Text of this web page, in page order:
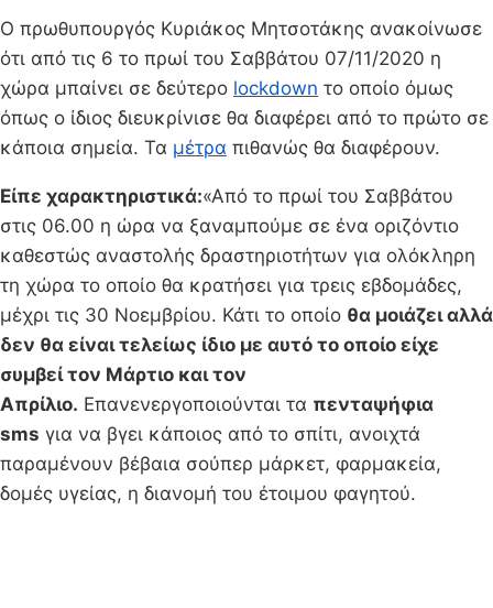
Ο πρωθυπουργός Κυριάκος Μητσοτάκης ανακοίνωσε
ότι από τις 6 το πρωί του Σαββάτου 07/11/2020 η
χώρα μπαίνει σε δεύτερο lockdown το οποίο όμως
όπως ο ίδιος διευκρίνισε θα διαφέρει από το πρώτο σε
κάποια σημεία. Τα μέτρα πιθανώς θα διαφέρουν.
Είπε χαρακτηριστικά:«Από το πρωί του Σαββάτου
στις 06.00 η ώρα να ξαναμπούμε σε ένα οριζόντιο
καθεστώς αναστολής δραστηριοτήτων για ολόκληρη
τη χώρα το οποίο θα κρατήσει για τρεις εβδομάδες,
μέχρι τις 30 Νοεμβρίου. Κάτι το οποίο θα μοιάζει αλλά
δεν θα είναι τελείως ίδιο με αυτό το οποίο είχε
συμβεί τον Μάρτιο και τον
Απρίλιο. Επανενεργοποιούνται τα πενταψήφια
sms για να βγει κάποιος από το σπίτι, ανοιχτά
παραμένουν βέβαια σούπερ μάρκετ, φαρμακεία,
δομές υγείας, η διανομή του έτοιμου φαγητού.